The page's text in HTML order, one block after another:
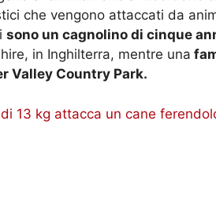
che vengono attaccati da
sono un cagnolino di cinque
in Inghilterra, mentre una
Valley Country Park.
13 kg attacca un cane